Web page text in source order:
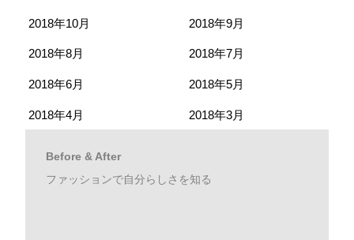
2018年10月 2018年9月
2018年8月 2018年7月
2018年6月 2018年5月
2018年4月 2018年3月
Before & After
ファッションで自分らしさを知る